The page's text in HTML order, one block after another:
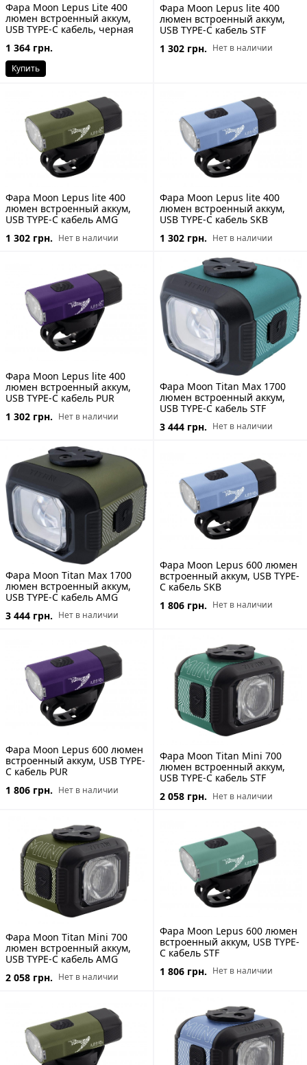
Фара Moon Lepus Lite 400
люмен встроенный аккум,
USB TYPE-C кабель, черная
1 364 грн.
Купить
Фара Moon Lepus lite 400
люмен встроенный аккум,
USB TYPE-C кабель STF
1 302 грн. Нет в наличии
Фара Moon Lepus lite 400
люмен встроенный аккум,
USB TYPE-C кабель AMG
1 302 грн. Нет в наличии
Фара Moon Lepus lite 400
люмен встроенный аккум,
USB TYPE-C кабель SKB
1 302 грн. Нет в наличии
Фара Moon Lepus lite 400
люмен встроенный аккум,
USB TYPE-C кабель PUR
1 302 грн. Нет в наличии
Фара Moon Titan Max 1700
люмен встроенный аккум,
USB TYPE-C кабель STF
3 444 грн. Нет в наличии
Фара Moon Titan Max 1700
люмен встроенный аккум,
USB TYPE-C кабель AMG
3 444 грн. Нет в наличии
Фара Moon Lepus 600 люмен
встроенный аккум, USB TYPE-
C кабель SKB
1 806 грн. Нет в наличии
Фара Moon Lepus 600 люмен
встроенный аккум, USB TYPE-
C кабель PUR
1 806 грн. Нет в наличии
Фара Moon Titan Mini 700
люмен встроенный аккум,
USB TYPE-C кабель STF
2 058 грн. Нет в наличии
Фара Moon Titan Mini 700
люмен встроенный аккум,
USB TYPE-C кабель AMG
2 058 грн. Нет в наличии
Фара Moon Lepus 600 люмен
встроенный аккум, USB TYPE-
C кабель STF
1 806 грн. Нет в наличии